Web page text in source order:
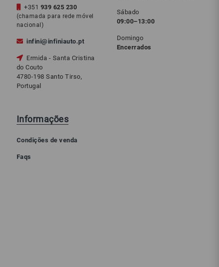
+351 939 625 230
(chamada para rede móvel
nacional)
infini@infiniauto.pt
Ermida - Santa Cristina
do Couto
4780-198 Santo Tirso,
Portugal
Sábado
09:00–13:00
Domingo
Encerrados
Informações
Condições de venda
Faqs